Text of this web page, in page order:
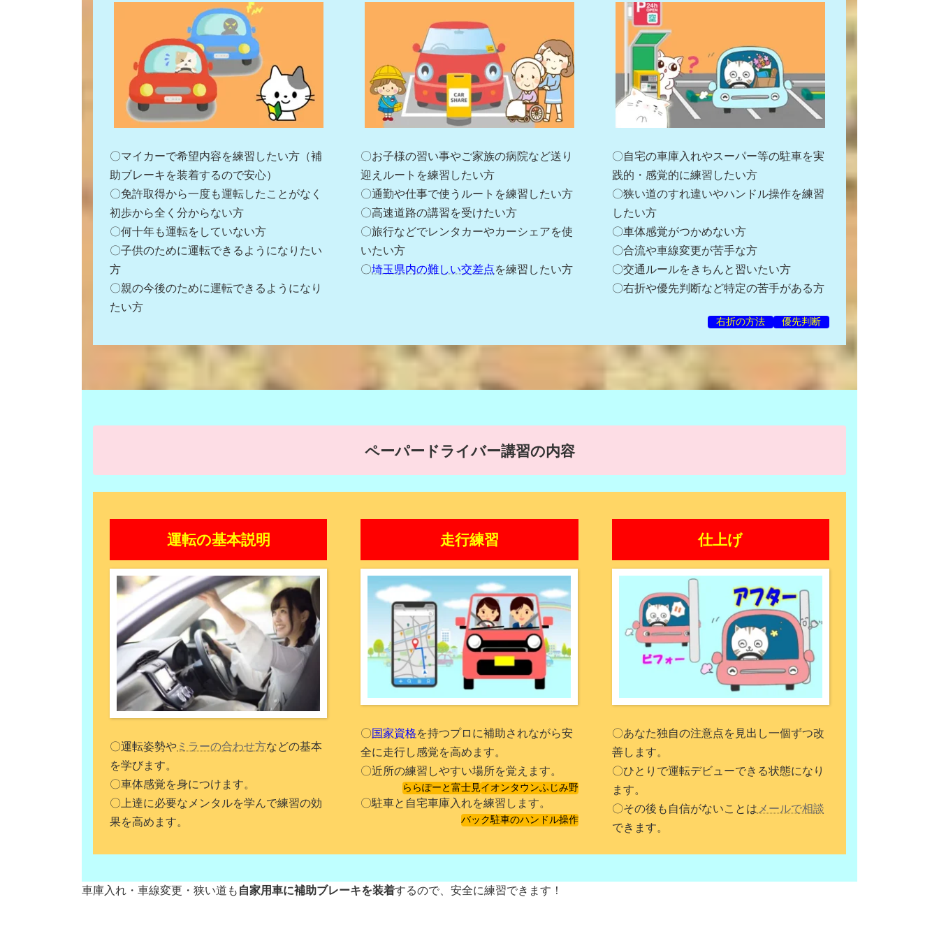
〇マイカーで希望内容を練習したい方（補
助ブレーキを装着するので安心）
〇免許取得から一度も運転したことがなく
初歩から全く分からない方
〇何十年も運転をしていない方
〇子供のために運転できるようになりたい
方
〇親の今後のために運転できるようになり
たい方
〇お子様の習い事やご家族の病院など送り
迎えルートを練習したい方
〇通勤や仕事で使うルートを練習したい方
〇高速道路の講習を受けたい方
〇旅行などでレンタカーやカーシェアを使
いたい方
〇埼玉県内の難しい交差点を練習したい方
〇自宅の車庫入れやスーパー等の駐車を実
践的・感覚的に練習したい方
〇狭い道のすれ違いやハンドル操作を練習
したい方
〇車体感覚がつかめない方
〇合流や車線変更が苦手な方
〇交通ルールをきちんと習いたい方
〇右折や優先判断など特定の苦手がある方
右折の方法 優先判断
ペーパードライバー講習の内容
運転の基本説明
〇運転姿勢や ミラーの合わせ方などの基本
を学びます。
〇車体感覚を身につけます。
〇上達に必要なメンタルを学んで練習の効
果を高めます。
走行練習
〇 国家資格を持つプロに補助されながら安
全に走行し感覚を高めます。
〇近所の練習しやすい場所を覚えます。
ららぽーと富士見イオンタウンふじみ野
〇駐車と自宅車庫入れを練習します。
バック駐車のハンドル操作
仕上げ
〇あなた独自の注意点を見出し一個ずつ改
善します。
〇ひとりで運転デビューできる状態になり
ます。
〇その後も自信がないことはメールで相談
できます。
車庫入れ・車線変更・狭い道も 自家用車に補助ブレーキを装着するので、安全に練習できます！